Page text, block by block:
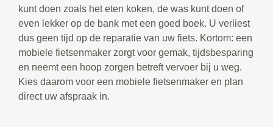
kunt doen zoals het eten koken, de was kunt doen of
even lekker op de bank met een goed boek. U verliest
dus geen tijd op de reparatie van uw fiets. Kortom: een
mobiele fietsenmaker zorgt voor gemak, tijdsbesparing
en neemt een hoop zorgen betreft vervoer bij u weg.
Kies daarom voor een mobiele fietsenmaker en plan
direct uw afspraak in.